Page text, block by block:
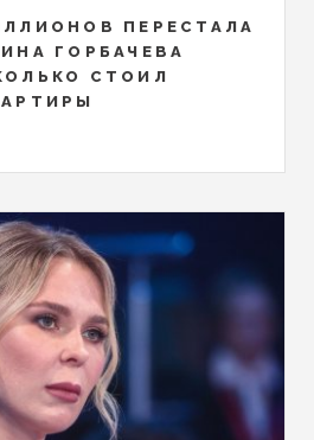
ПЕРЕСТАЛА
ГОРБАЧЕВА
СТОИЛ